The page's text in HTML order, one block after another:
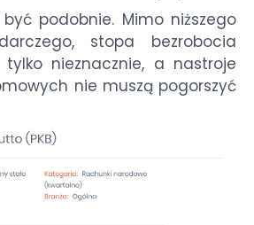
podobnie. Mimo niższego
stopa bezrobocia
tylko nieznacznie, a nastroje
nie muszą pogorszyć